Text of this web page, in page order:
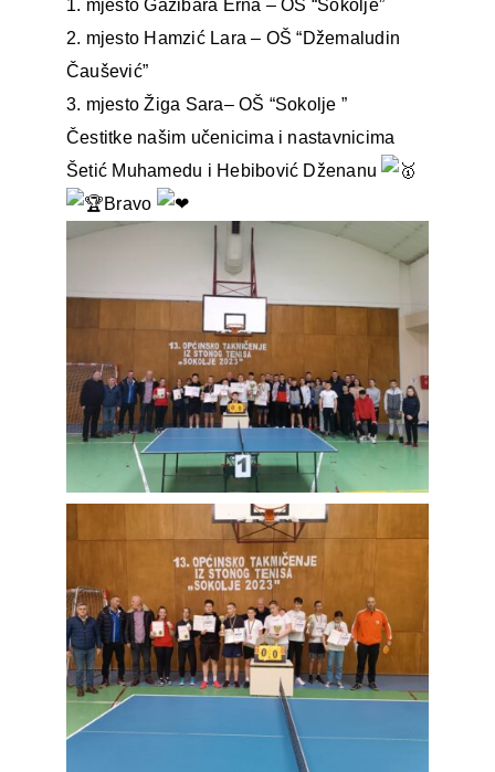
1. mjesto Gazibara Erna – OŠ “Sokolje”
2. mjesto Hamzić Lara – OŠ “Džemaludin
Čaušević”
3. mjesto Žiga Sara– OŠ “Sokolje ”
Čestitke našim učenicima i nastavnicima
Šetić Muhamedu i Hebibović Dženanu
Bravo